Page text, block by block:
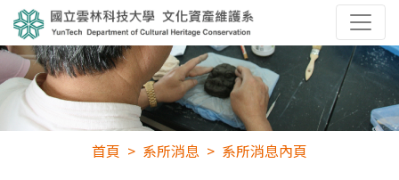
首頁 系所消息 系所消息內頁